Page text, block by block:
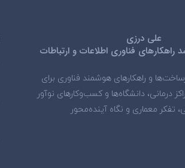
علی درزی
راهکارهای فناوری اطلاعات و ارتباطات
و راهکارهای هوشمند فناوری برای
درمانی، دانشگاه‌ها و کسب‌وکارهای نوآور
تفکر معماری و نگاه آینده‌محور